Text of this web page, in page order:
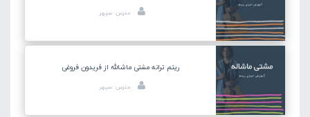
مدرس: سپهر
ریتم ترانه مشتی ماشالله از فریدون فروغی
مدرس: سپهر